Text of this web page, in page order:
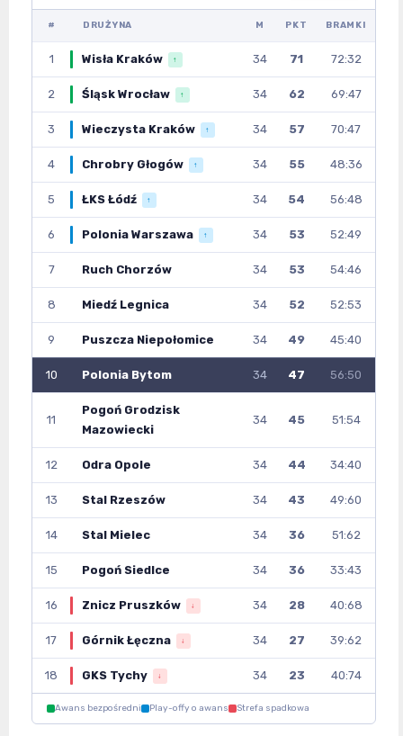
# DRUŻYNA M PKT BRAMKI
1 Wisła Kraków ↑ 34 71 72:32
2 Śląsk Wrocław ↑ 34 62 69:47
3 Wieczysta Kraków ↑ 34 57 70:47
4 Chrobry Głogów ↑ 34 55 48:36
5 ŁKS Łódź ↑ 34 54 56:48
6 Polonia Warszawa ↑ 34 53 52:49
7 Ruch Chorzów 34 53 54:46
8 Miedź Legnica 34 52 52:53
9 Puszcza Niepołomice 34 49 45:40
10 Polonia Bytom 34 47 56:50
11
Pogoń Grodzisk
Mazowiecki
34 45 51:54
12 Odra Opole 34 44 34:40
13 Stal Rzeszów 34 43 49:60
14 Stal Mielec 34 36 51:62
15 Pogoń Siedlce 34 36 33:43
16 Znicz Pruszków ↓ 34 28 40:68
17 Górnik Łęczna ↓ 34 27 39:62
18 GKS Tychy ↓ 34 23 40:74
Awans bezpośredni Play-offy o awans Strefa spadkowa